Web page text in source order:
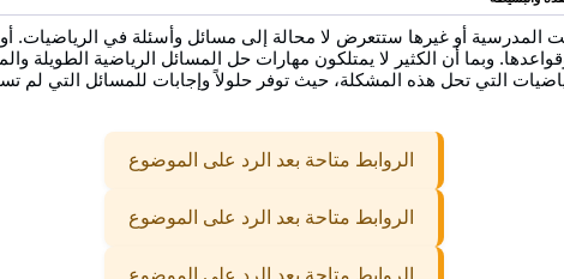
أو غيرها ستتعرض لا محالة إلى مسائل وأسئلة في الرياضيات. أو
وبما أن الكثير لا يمتلكون مهارات حل المسائل الرياضية الطويلة
التي تحل هذه المشكلة، حيث توفر حلولاً وإجابات للمسائل التي لم
الروابط متاحة بعد الرد على الموضوع
الروابط متاحة بعد الرد على الموضوع
الروابط متاحة بعد الرد على الموضوع